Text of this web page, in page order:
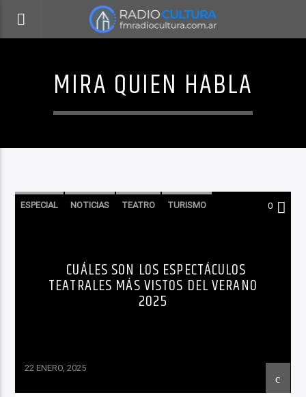
MIRA QUIEN HABLA
ESPECIAL NOTICIAS TEATRO TURISMO 0
CUÁLES SON LOS ESPECTÁCULOS
TEATRALES MÁS VISTOS DEL VERANO
2025
22 ENERO, 2025